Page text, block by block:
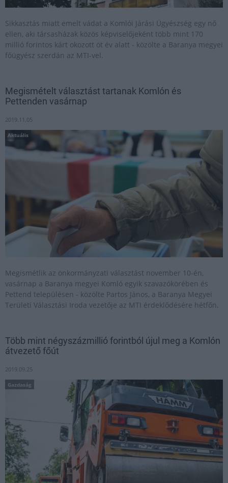
Sikkasztás miatt emelt vádat a Komlói Járási Ügyészség egy nő
ellen, aki társasházak közös képviselőjeként több mint 170
millió forintos kárt okozott öt év alatt - közölte a Baranya megyei
főügyész szerdán az MTI-vel.
Megismételt választást tartanak Komlón és
Pettenden vasárnap
2019.11.05
Aktuális
Megismétlik az önkormányzati választást november 10-én,
vasárnap a Baranya megyei Komló egyik szavazókörében és
Pettend településen - közölte Partos János, a Baranya Megyei
Területi Választási Iroda vezetője az MTI érdeklődésére hétfőn.
Több mint négyszázmillió forintból újul meg a Komlón
átvezető főút
2019.09.25
Gazdaság